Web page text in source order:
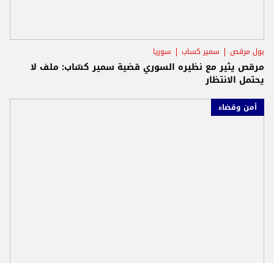
بول مرقص سمير كساب سوريا
مرقص يثير مع نظيره السوري قضية سمير كسّاب: ملف لا
يحتمل الانتظار
أمن وقضاء